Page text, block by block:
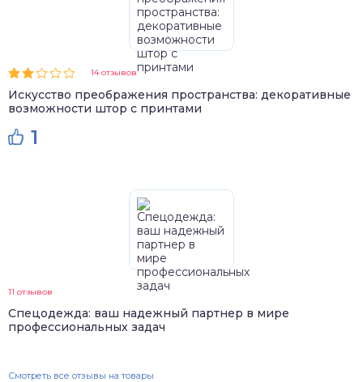
14 отзывов
Искусство преображения пространства: декоративные
возможности штор с принтами
1
11 отзывов
Спецодежда: ваш надежный партнер в мире
профессиональных задач
Смотреть все отзывы на товары